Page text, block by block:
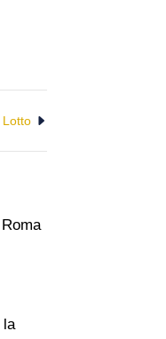
Lotto
la